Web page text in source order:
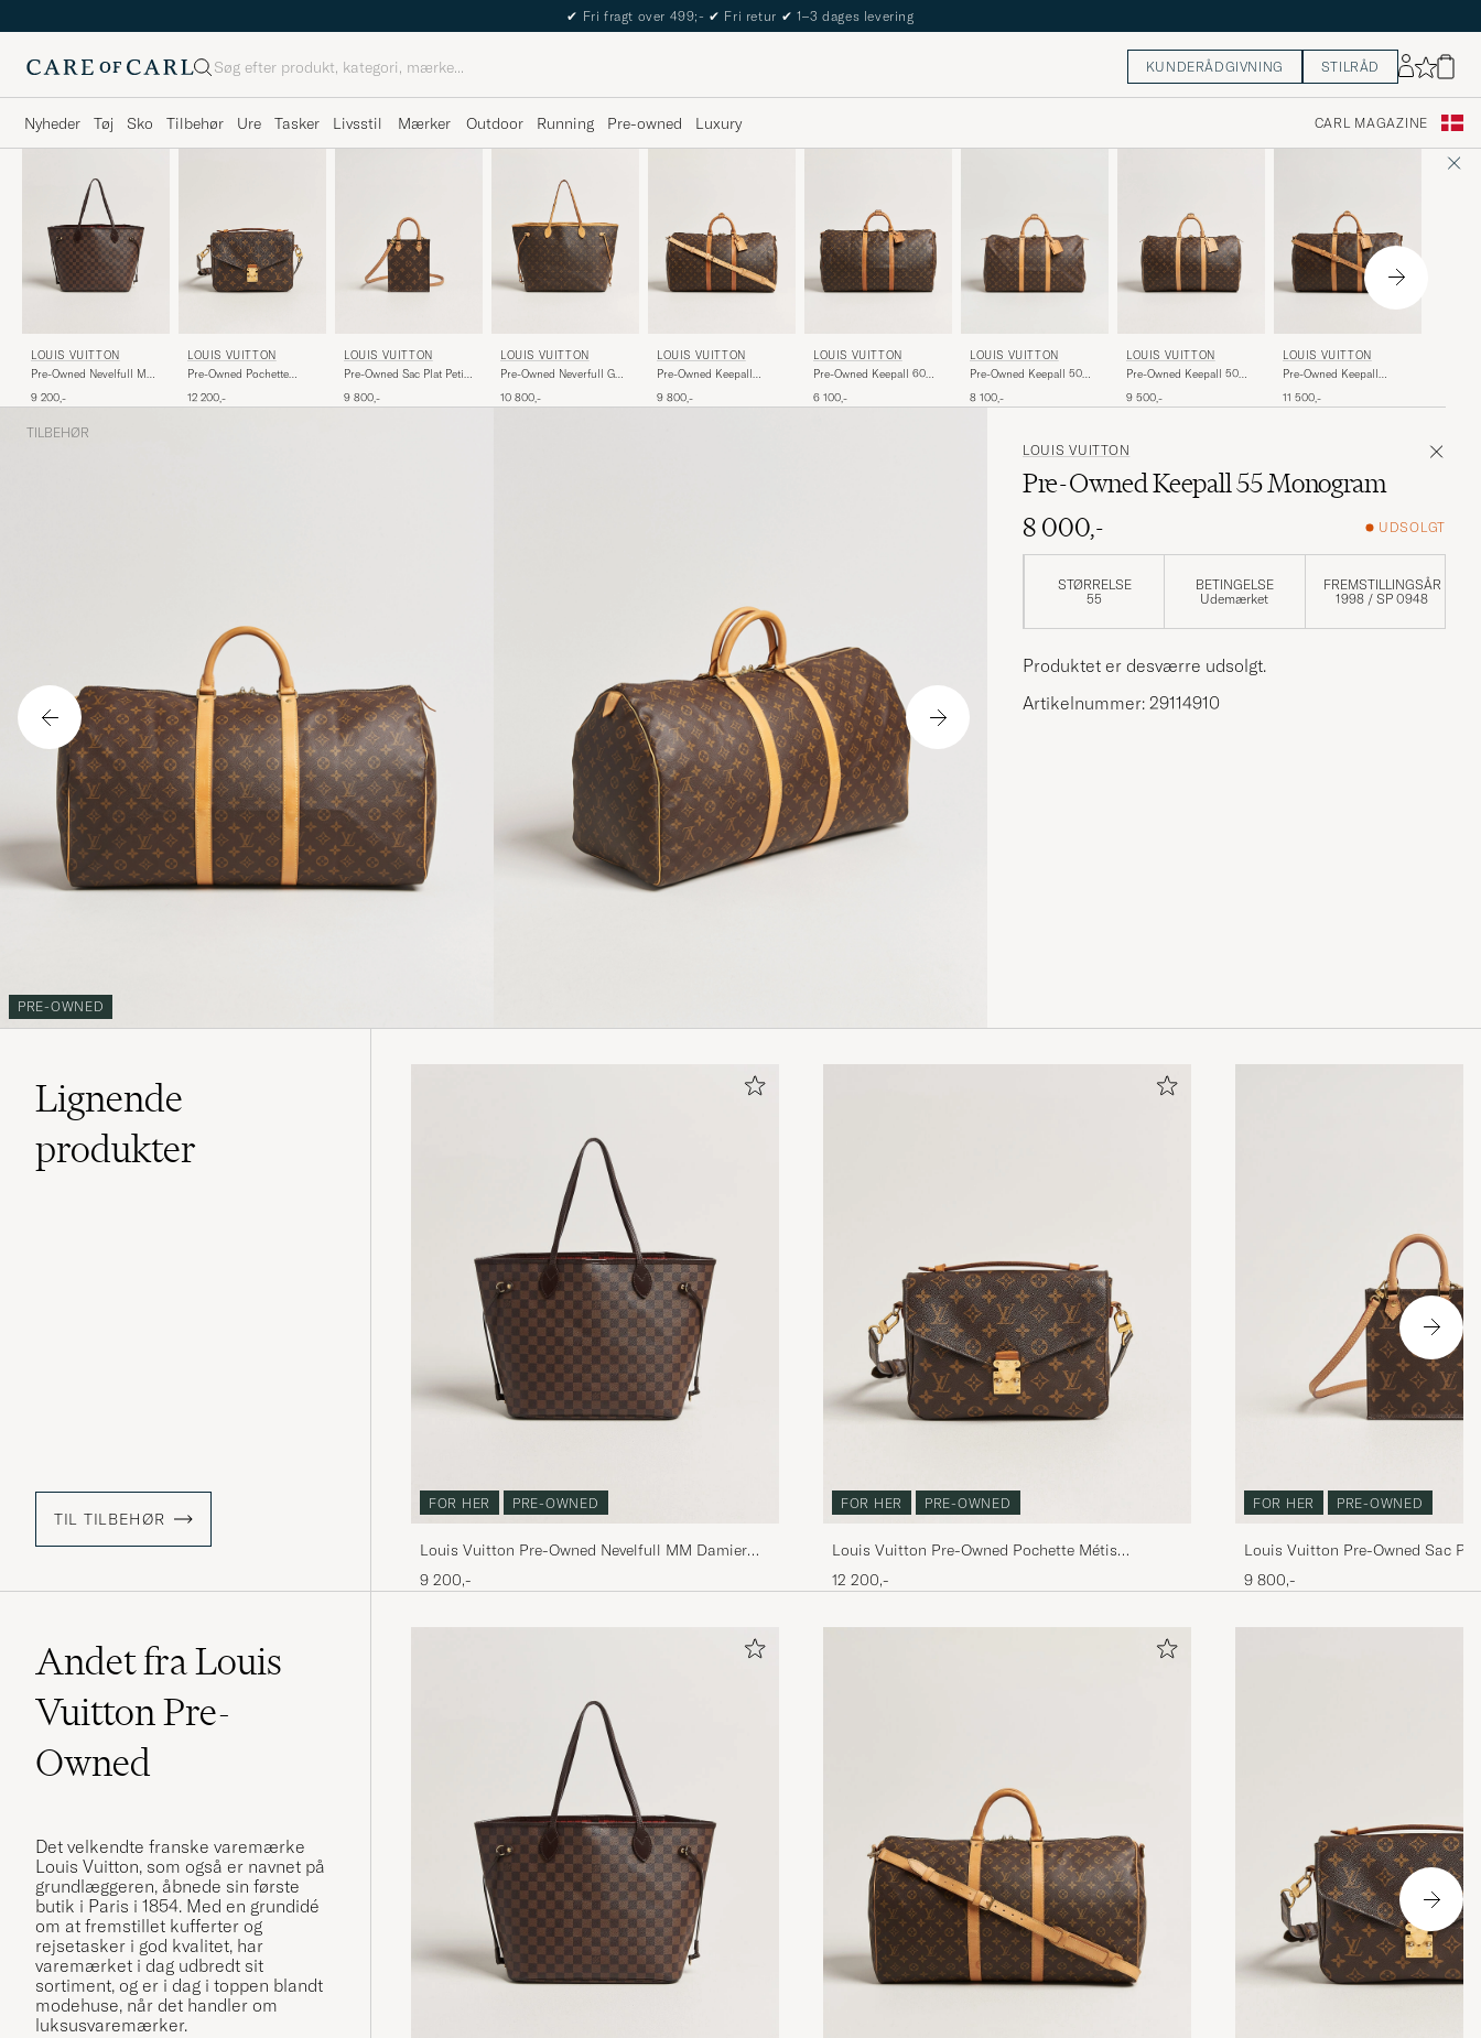
✔ Fri fragt over 499;- ✔ Fri retur ✔ 1–3 dages levering
Søg KUNDERÅDGIVNING STILRÅD
Nyheder Tøj Sko Tilbehør Ure Tasker Livsstil Mærker Outdoor Running Pre-owned Luxury CARL MAGAZINE
LOUIS VUITTON
Pre-Owned Nevelfull MM
9 200,-
LOUIS VUITTON
Pre-Owned Pochette
12 200,-
LOUIS VUITTON
Pre-Owned Sac Plat Petit
9 800,-
LOUIS VUITTON
Pre-Owned Neverfull GM
10 800,-
LOUIS VUITTON
Pre-Owned Keepall
Monogram
9 800,-
LOUIS VUITTON
Pre-Owned Keepall 60
6 100,-
LOUIS VUITTON
Pre-Owned Keepall 50
8 100,-
LOUIS VUITTON
Pre-Owned Keepall 50
9 500,-
LOUIS VUITTON
Pre-Owned Keepall
Monogram
11 500,-
TILBEHØR
PRE-OWNED
LOUIS VUITTON
Pre-Owned Keepall 55 Monogram
8 000,-
UDSOLGT
STØRRELSE
55
BETINGELSE
Udemærket
FREMSTILLINGSÅR
1998 / SP 0948
Produktet er desværre udsolgt.
Artikelnummer: 29114910
Lignende
produkter
TIL TILBEHØR
FOR HER PRE-OWNED
Louis Vuitton Pre-Owned Nevelfull MM Damier
Ebene
9 200,-
FOR HER PRE-OWNED
Louis Vuitton Pre-Owned Pochette Métis
Monogram
12 200,-
FOR HER PRE-OWNED
Louis Vuitton Pre-Owned Sac
Bandouliére Monogram
9 800,-
Andet fra Louis
Vuitton Pre-
Owned
Det velkendte franske varemærke
Louis Vuitton, som også er navnet på
grundlæggeren, åbnede sin første
butik i Paris i 1854. Med en grundidé
om at fremstillet kufferter og
rejsetasker i god kvalitet, har
varemærket i dag udbredt sit
sortiment, og er i dag i toppen blandt
modehuse, når det handler om
luksusvaremærker.